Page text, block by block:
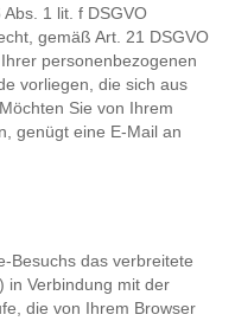
1 lit. f DSGVO
gemäß Art. 21 DSGVO
personenbezogenen
vorliegen, die sich aus
Sie von Ihrem
genügt eine E-Mail an
Besuchs das verbreitete
in Verbindung mit der
die von Ihrem Browser